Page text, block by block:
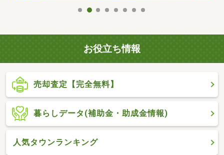
お役立ち情報
売却査定【完全無料】
暮らしデータ(補助金・助成金情報)
人気タウンランキング